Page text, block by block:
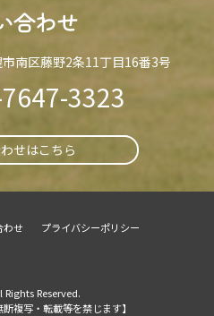
合わせ
南区藤野2条11丁目16番3号
3323
せはこちら
わせ プライバシーポリシー
Reserved.
複写・転載等を禁じます】